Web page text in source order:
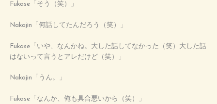
Fukase「そう（笑）」
Nakajin「何話してたんだろう（笑）」
Fukase「いや、なんかね。大した話してなかった（笑）大した話
はないって言うとアレだけど（笑）」
Nakajin「うん。」
Fukase「なんか、俺も具合悪いから（笑）」